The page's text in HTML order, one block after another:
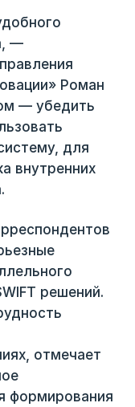
—
Роман
— убедить
для
внутренних
решений.
отмечает
формирования